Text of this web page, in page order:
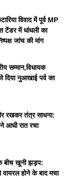
विवाद में पूर्व MP
टेंडर में धांधली का
जांच की मांग
सम्मान,विधायक
दिया नुआखाई पर्व का
रखकर तंत्र साधना:
आधी रात रचा
के बीच खूनी झड़प:
वायरल होने के बाद मचा